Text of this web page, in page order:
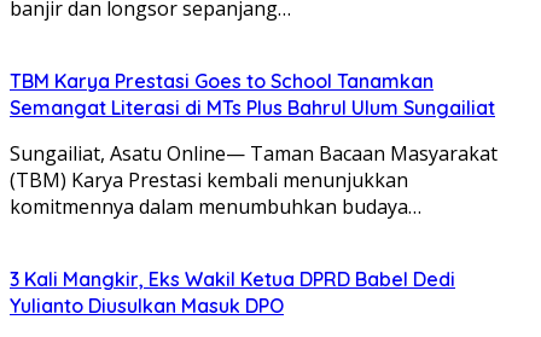
banjir dan longsor sepanjang…
TBM Karya Prestasi Goes to School Tanamkan
Semangat Literasi di MTs Plus Bahrul Ulum Sungailiat
Sungailiat, Asatu Online— Taman Bacaan Masyarakat
(TBM) Karya Prestasi kembali menunjukkan
komitmennya dalam menumbuhkan budaya…
3 Kali Mangkir, Eks Wakil Ketua DPRD Babel Dedi
Yulianto Diusulkan Masuk DPO